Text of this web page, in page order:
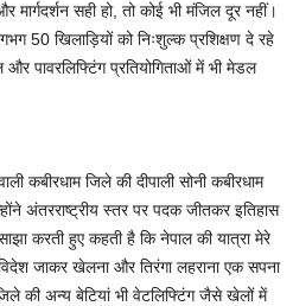
सही हो, तो कोई भी मंजिल दूर नहीं।
50 खिलाड़ियों को निःशुल्क प्रशिक्षण दे रहे
पावरलिफ्टिंग प्रतियोगिताओं में भी मेडल
कबीरधाम जिले की दीपाली सोनी कबीरधाम
अंतरराष्ट्रीय स्तर पर पदक जीतकर इतिहास
करती हुए कहती है कि नेपाल की यात्रा मेरे
जाकर खेलना और तिरंगा लहराना एक सपना
की अन्य बेटियां भी वेटलिफ्टिंग जैसे खेलों में